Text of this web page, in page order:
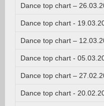
Dance top chart –
Dance top chart -
Dance top chart –
Dance top chart -
Dance top chart –
Dance top chart -